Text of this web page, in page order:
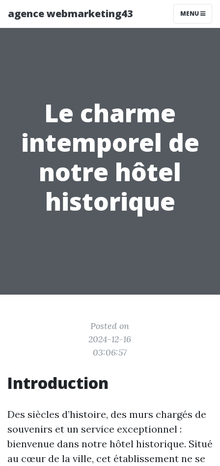
agence webmarketing43 MENU
Le charme
intemporel de
notre hôtel
historique
Posted on
2024-12-16
03:06:57
Introduction
Des siècles d’histoire, des murs chargés de
souvenirs et un service exceptionnel :
bienvenue dans notre hôtel historique. Situé
au cœur de la ville, cet établissement ne se